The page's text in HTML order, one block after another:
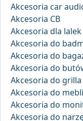
Akcesoria car
Akcesoria CB
Akcesoria dla lalek
Akcesoria do
Akcesoria do
Akcesoria do
Akcesoria do grilla
Akcesoria do
Akcesoria do
Akcesoria do